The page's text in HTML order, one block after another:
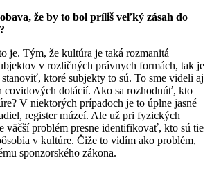
že by to bol príliš veľký zásah do
je. Tým, že kultúra je taká rozmanitá
v rozličných právnych formách, tak je
stanoviť, ktoré subjekty to sú. To sme videli aj
covidových dotácií. Ako sa rozhodnúť, kto
V niektorých prípadoch je to úplne jasné
register múzeí. Ale už pri fyzických
väčší problém presne identifikovať, kto sú tie
v kultúre. Čiže to vidím ako problém,
sponzorského zákona.